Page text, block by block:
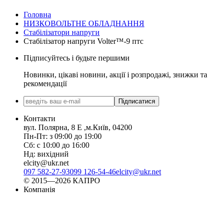
Головна
НИЗКОВОЛЬТНЕ ОБЛАДНАННЯ
Cтабілізатори напруги
Стабілізатор напруги Volter™-9 птс
Підписуйтесь і будьте першими
Новинки, цікаві новини, акції і розпродажі, знижки та
рекомендації
Підписатися
Контакти
вул. Полярна, 8 Е ,м.Київ, 04200
Пн-Пт: з 09:00 до 19:00
Сб: с 10:00 до 16:00
Нд: вихідний
elcity@ukr.net
097 582-27-93099 126-54-46elcity@ukr.net
© 2015—2026 КАПРО
Компанія